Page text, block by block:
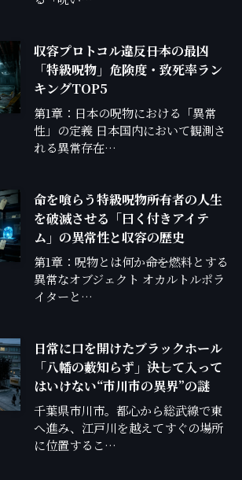
収容プロトコル違反――日本の最凶
「特級呪物」危険度・致死率ラン
キングTOP5
第1章：日本の呪物における「異常
性」の定義 日本国内において観測さ
れる異常存在…
命を喰らう特級呪物――所有者の人生
を破滅させる「曰く付きアイテ
ム」の異常性と収容の歴史
第1章：呪物とは何か――命を燃料とする
異常なオブジェクト オカルトルポラ
イターと…
日常に口を開けたブラックホール
「八幡の藪知らず」――決して入って
はいけない“市川市の異界”の謎
千葉県市川市。都心から総武線で東
へ進み、江戸川を越えてすぐの場所
に位置するこ…